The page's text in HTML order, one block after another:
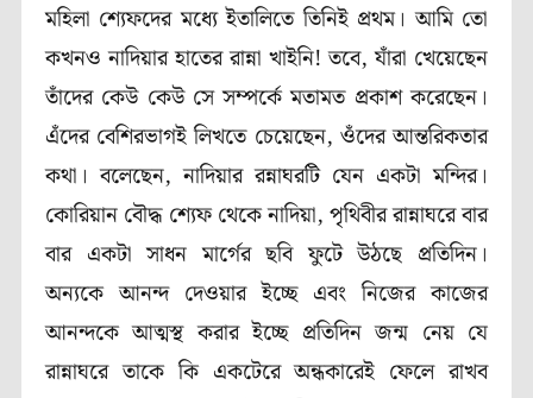
মহিলা শ্যেফদের মধ্যে ইতালিতে তিনিই প্রথম। আমি তো
কখনও নাদিয়ার হাতের রান্না খাইনি! তবে, যাঁরা খেয়েছেন
তাঁদের কেউ কেউ সে সম্পর্কে মতামত প্রকাশ করেছেন।
এঁদের বেশিরভাগই লিখতে চেয়েছেন, ওঁদের আন্তরিকতার
কথা। বলেছেন, নাদিয়ার রন্নাঘরটি যেন একটা মন্দির।
কোরিয়ান বৌদ্ধ শ্যেফ থেকে নাদিয়া, পৃথিবীর রান্নাঘরে বার
বার একটা সাধন মার্গের ছবি ফুটে উঠছে প্রতিদিন।
অন্যকে আনন্দ দেওয়ার ইচ্ছে এবং নিজের কাজের
আনন্দকে আত্মস্থ করার ইচ্ছে প্রতিদিন জন্ম নেয় যে
রান্নাঘরে তাকে কি একটেরে অন্ধকারেই ফেলে রাখব